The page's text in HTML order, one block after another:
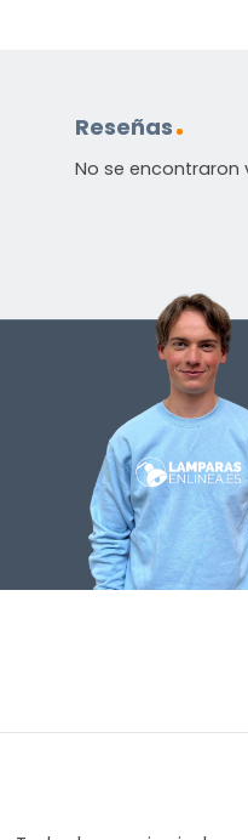
Reseñas
No se encontraron